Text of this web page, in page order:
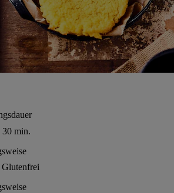
30 min.
Glutenfrei